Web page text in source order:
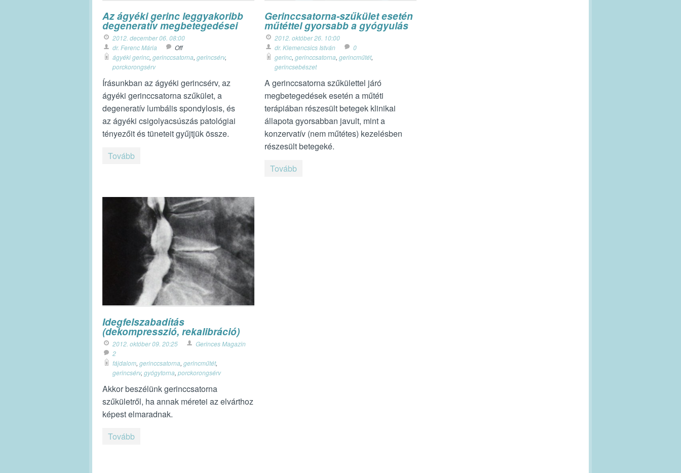
Az ágyéki gerinc leggyakoribb
degeneratív megbetegedései
2012. december 06. 08:00
dr. Ferenc Mária
Off
ágyéki gerinc, gerinccsatorna, gerincsérv,
porckorongsérv
Írásunkban az ágyéki gerincsérv, az
ágyéki gerinccsatorna szűkület, a
degeneratív lumbális spondylosis, és
az ágyéki csigolyacsúszás patológiai
tényezőit és tüneteit gyűjtjük össze.
Tovább
Gerinccsatorna-szűkület esetén
műtéttel gyorsabb a gyógyulás
2012. október 26. 10:00
dr. Klemencsics István
0
gerinc, gerinccsatorna, gerincműtét,
gerincsebészet
A gerinccsatorna szűkülettel járó
megbetegedések esetén a műtéti
terápiában részesült betegek klinikai
állapota gyorsabban javult, mint a
konzervatív (nem műtétes) kezelésben
részesült betegeké.
Tovább
Idegfelszabadítás
(dekompresszió, rekalibráció)
2012. október 09. 20:25
Gerinces Magazin
2
fájdalom, gerinccsatorna, gerincműtét,
gerincsérv, gyógytorna, porckorongsérv
Akkor beszélünk gerinccsatorna
szűkületről, ha annak méretei az elvárthoz
képest elmaradnak.
Tovább